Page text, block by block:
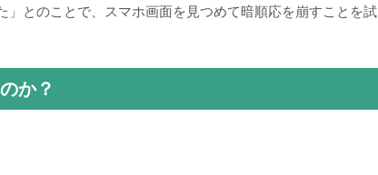
とのことで、スマホ画面を見つめて暗順応を崩すことを試
か？